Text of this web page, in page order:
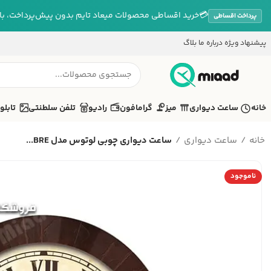
پرداخت اقساطی 💳خرید اقساطی محصولات میعاد تایم بدون پیش‌پرداخت،
پیشنهاد ویژه درباره ما بلاگ
خانه ساعت دیواری میز گرامافون رادیو تلفن سلطنتی تابلو
خانه ساعت دیواری ساعت دیواری چوبی لوتوس مدل BRE...
ناموجود